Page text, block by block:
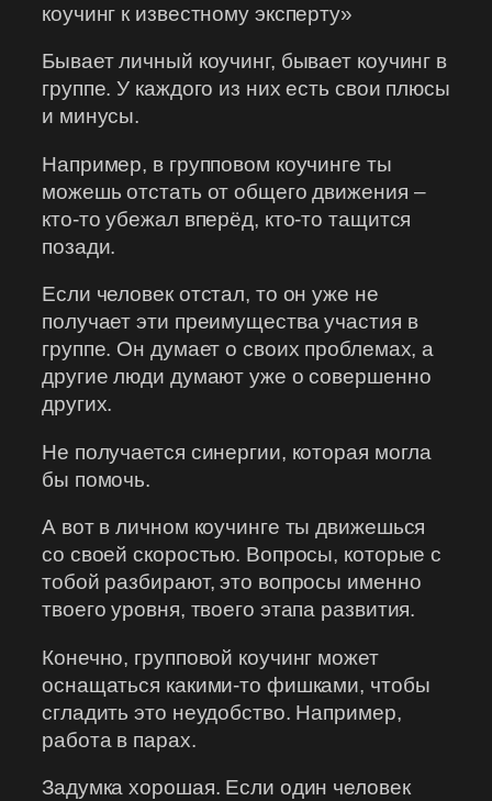
коучинг к известному эксперту»
Бывает личный коучинг, бывает коучинг в
группе. У каждого из них есть свои плюсы
и минусы.
Например, в групповом коучинге ты
можешь отстать от общего движения –
кто-то убежал вперёд, кто-то тащится
позади.
Если человек отстал, то он уже не
получает эти преимущества участия в
группе. Он думает о своих проблемах, а
другие люди думают уже о совершенно
других.
Не получается синергии, которая могла
бы помочь.
А вот в личном коучинге ты движешься
со своей скоростью. Вопросы, которые с
тобой разбирают, это вопросы именно
твоего уровня, твоего этапа развития.
Конечно, групповой коучинг может
оснащаться какими-то фишками, чтобы
сгладить это неудобство. Например,
работа в парах.
Задумка хорошая. Если один человек